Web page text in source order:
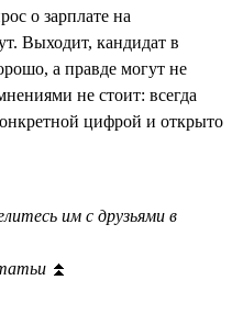
о зарплате на
Выходит, кандидат в
а правде могут не
не стоит: всегда
цифрой и открыто
им с друзьями в
⏫